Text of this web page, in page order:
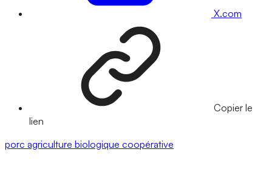
X.com
Copier le
lien
porc agriculture biologique coopérative